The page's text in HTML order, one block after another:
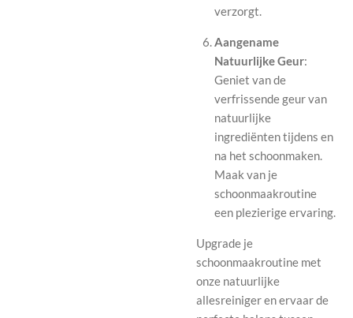
verzorgt.
Aangename
Natuurlijke Geur:
Geniet van de
verfrissende geur van
natuurlijke
ingrediënten tijdens en
na het schoonmaken.
Maak van je
schoonmaakroutine
een plezierige ervaring.
Upgrade je
schoonmaakroutine met
onze natuurlijke
allesreiniger en ervaar de